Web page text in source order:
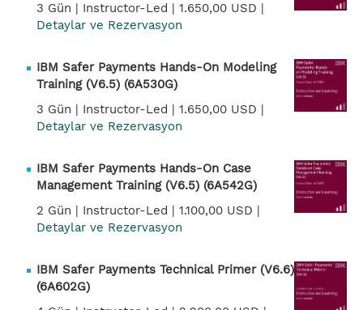
3 Gün | Instructor-Led | 1.650,00 USD |
Detaylar ve Rezervasyon
IBM Safer Payments Hands-On Modeling
Training (V6.5) (6A530G)
3 Gün | Instructor-Led | 1.650,00 USD |
Detaylar ve Rezervasyon
IBM Safer Payments Hands-On Case
Management Training (V6.5) (6A542G)
2 Gün | Instructor-Led | 1.100,00 USD |
Detaylar ve Rezervasyon
IBM Safer Payments Technical Primer (V6.6)
(6A602G)